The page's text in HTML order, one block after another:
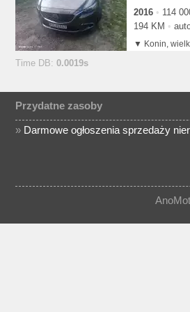
2016 114
194 KM
Konin,
Time DB: 0.0019s
Przydatne zasoby
» Darmowe ogłoszenia sprzedaży